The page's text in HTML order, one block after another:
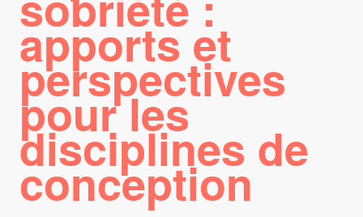
apports et
perspectives
pour les
disciplines de
conception